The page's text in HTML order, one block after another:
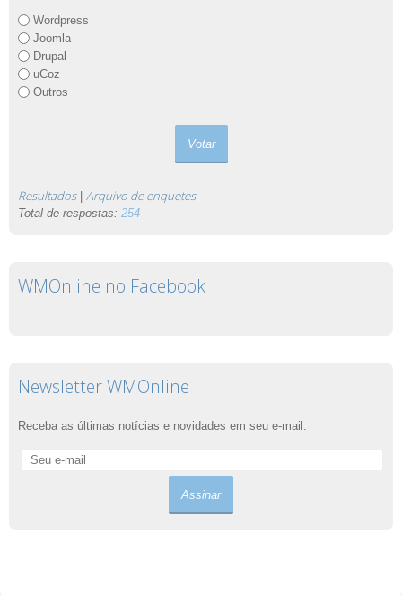
Wordpress
Joomla
Drupal
uCoz
Outros
Resultados| Arquivo de enquetes
Total de respostas: 254
WMOnline no Facebook
Newsletter WMOnline
Receba as últimas notícias e novidades em seu e-mail.